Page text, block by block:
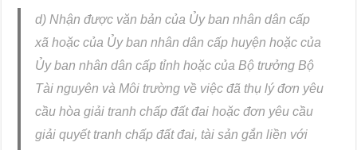
d) Nhận được văn bản của Ủy ban nhân dân cấp
xã hoặc của Ủy ban nhân dân cấp huyện hoặc của
Ủy ban nhân dân cấp tỉnh hoặc của Bộ trưởng Bộ
Tài nguyên và Môi trường về việc đã thụ lý đơn yêu
cầu hòa giải tranh chấp đất đai hoặc đơn yêu cầu
giải quyết tranh chấp đất đai, tài sản gắn liền với